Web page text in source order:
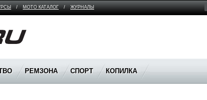
/ МОТО КАТАЛОГ / ЖУРНАЛЫ
РЕМЗОНА СПОРТ КОПИЛКА